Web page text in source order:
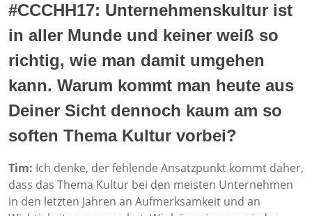
#CCCHH17: Unternehmenskultur ist
in aller Munde und keiner weiß so
richtig, wie man damit umgehen
kann. Warum kommt man heute aus
Deiner Sicht dennoch kaum am so
soften Thema Kultur vorbei?
Tim: Ich denke, der fehlende Ansatzpunkt kommt daher,
dass das Thema Kultur bei den meisten Unternehmen
in den letzten Jahren an Aufmerksamkeit und an